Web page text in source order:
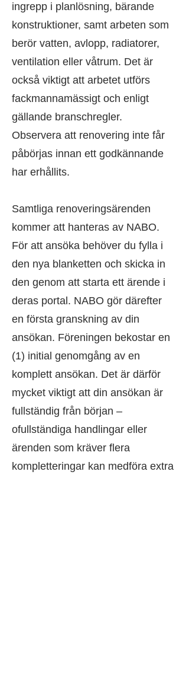
ingrepp i planlösning, bärande
konstruktioner, samt arbeten som
berör vatten, avlopp, radiatorer,
ventilation eller våtrum. Det är
också viktigt att arbetet utförs
fackmannamässigt och enligt
gällande branschregler.
Observera att renovering inte får
påbörjas innan ett godkännande
har erhållits.
Samtliga renoveringsärenden
kommer att hanteras av NABO.
För att ansöka behöver du fylla i
den nya blanketten och skicka in
den genom att starta ett ärende i
deras portal. NABO gör därefter
en första granskning av din
ansökan. Föreningen bekostar en
(1) initial genomgång av en
komplett ansökan. Det är därför
mycket viktigt att din ansökan är
fullständig från början –
ofullständiga handlingar eller
ärenden som kräver flera
kompletteringar kan medföra extra